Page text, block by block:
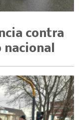
contra
nacional